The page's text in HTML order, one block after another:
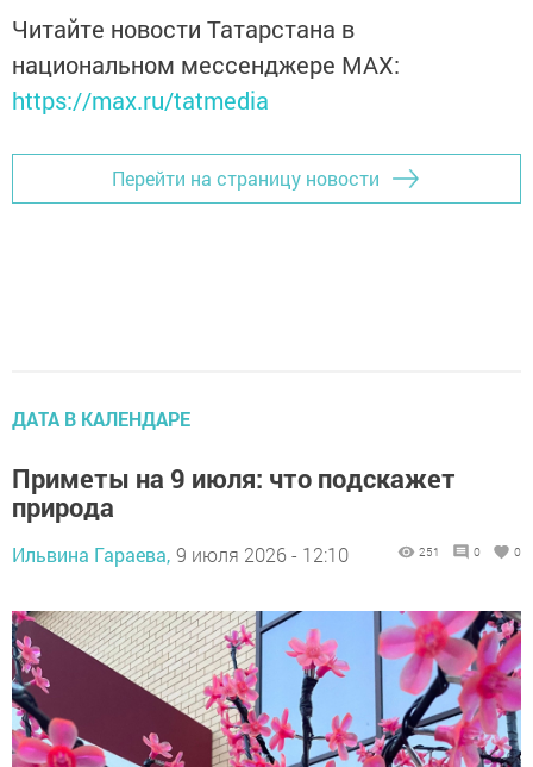
Читайте новости Татарстана в
национальном мессенджере MАХ:
https://max.ru/tatmedia
Перейти на страницу новости
ДАТА В КАЛЕНДАРЕ
Приметы на 9 июля: что подскажет
природа
Ильвина Гараева, 9 июля 2026 - 12:10 251 0 0